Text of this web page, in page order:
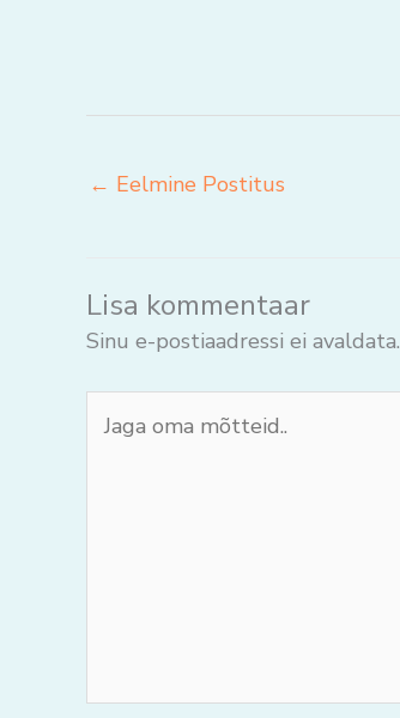
← Eelmine Postitus
Lisa kommentaar
Sinu e-postiaadressi ei avaldata.
oma